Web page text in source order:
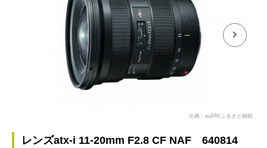
出典：auPAYふるさと納税
レンズatx-i 11-20mm F2.8 CF NAF 640814